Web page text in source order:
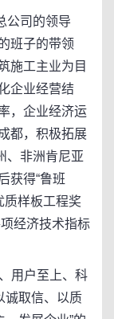
司的领导
班子的带领
施工主业为目
企业经营结
，企业经济运
都，积极拓展
、非洲肯尼亚
获得“鲁班
质样板工程奖
经济技术指标
用户至上、科
诚取信、以质